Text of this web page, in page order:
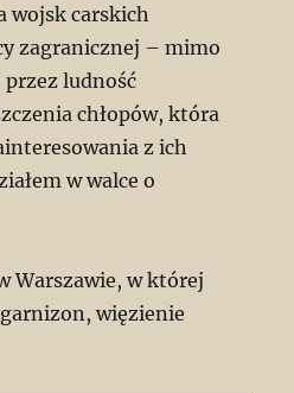
wojsk carskich
zagranicznej – mimo
ludność
chłopów, która
z ich
w walce o
Warszawie, w której
więzienie